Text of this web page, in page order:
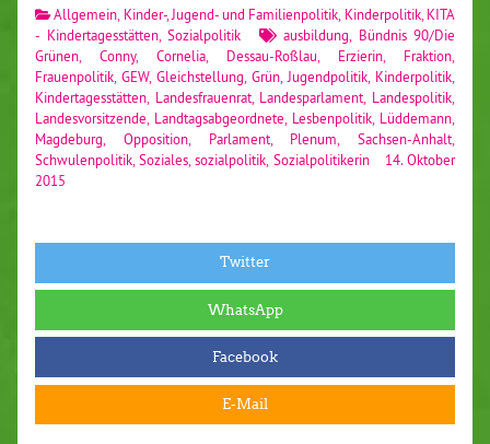
Allgemein Kinder-, Jugend- und Familienpolitik Kinderpolitik, KITA
- Kindertagesstätten, Sozialpolitik ausbildung
Bündnis 90/Die
Grünen
Conny, Cornelia Dessau-Roßlau Erzierin Fraktion
Frauenpolitik GEW, Gleichstellung Grün Jugendpolitik Kinderpolitik
Kindertagesstätten Landesfrauenrat, Landesparlament Landespolitik
Landesvorsitzende Landtagsabgeordnete Lesbenpolitik Lüddemann
Magdeburg
Opposition, Parlament, Plenum Sachsen-Anhalt
Schwulenpolitik ,Soziales ,sozialpolitik Sozialpolitikerin
14. Oktober
2015
Twitter
WhatsApp
Facebook
E-Mail